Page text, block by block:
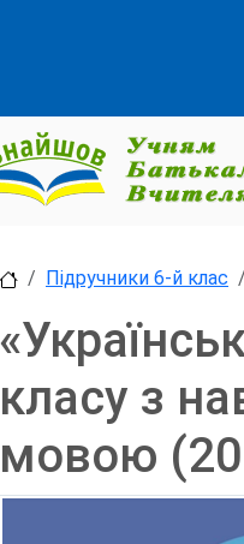
Підручники 6-й клас
класу з
мовою